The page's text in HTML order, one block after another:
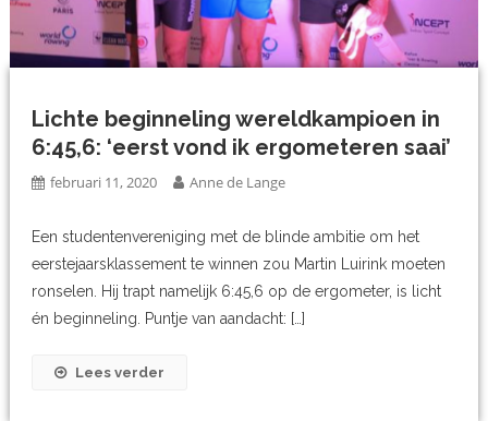
Lichte beginneling wereldkampioen in
6:45,6: ‘eerst vond ik ergometeren saai’
februari 11, 2020 Anne de Lange
Een studentenvereniging met de blinde ambitie om het
eerstejaarsklassement te winnen zou Martin Luirink moeten
ronselen. Hij trapt namelijk 6:45,6 op de ergometer, is licht
én beginneling. Puntje van aandacht: […]
Lees verder